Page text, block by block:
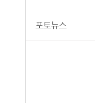
포토뉴스